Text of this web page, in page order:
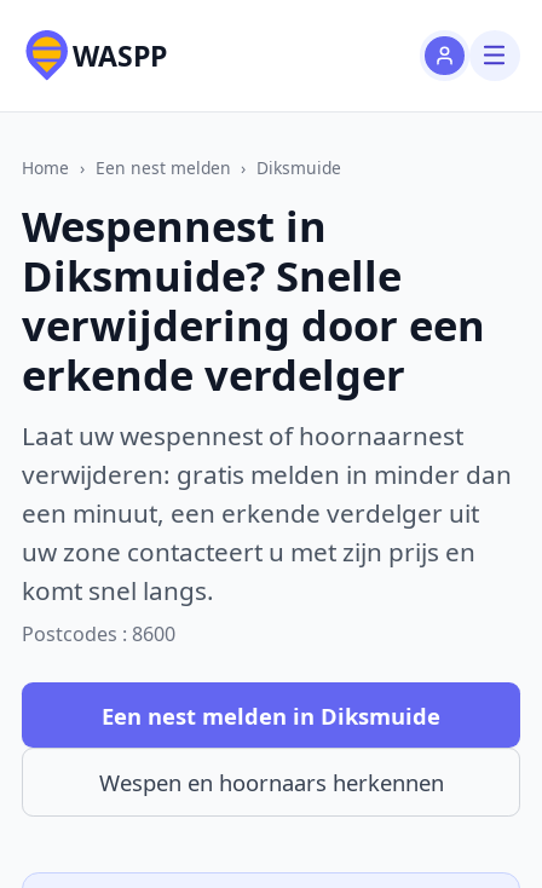
WASPP
Home › Een nest melden › Diksmuide
Wespennest in
Diksmuide? Snelle
verwijdering door een
erkende verdelger
Laat uw wespennest of hoornaarnest
verwijderen: gratis melden in minder dan
een minuut, een erkende verdelger uit
uw zone contacteert u met zijn prijs en
komt snel langs.
Postcodes : 8600
Een nest melden in Diksmuide
Wespen en hoornaars herkennen